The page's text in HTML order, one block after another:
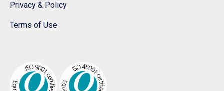
Privacy & Policy
Terms of Use